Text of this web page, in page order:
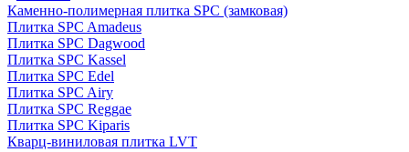
Каменно-полимерная плитка SPC (замковая)
Плитка SPC Amadeus
Плитка SPC Dagwood
Плитка SPC Kassel
Плитка SPC Edel
Плитка SPC Airy
Плитка SPC Reggae
Плитка SPC Kiparis
Кварц-виниловая плитка LVT